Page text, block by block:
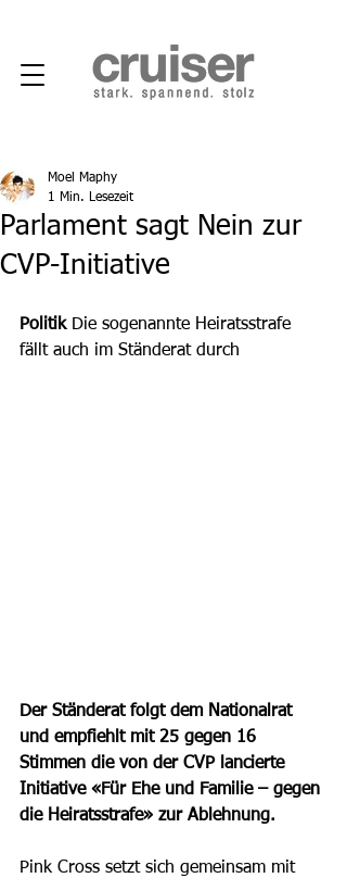
Parlament sagt Nein zur
CVP-Initiative
Moel Maphy
1 Min. Lesezeit
Politik Die sogenannte Heiratsstrafe
fällt auch im Ständerat durch
Der Ständerat folgt dem Nationalrat
und empfiehlt mit 25 gegen 16
Stimmen die von der CVP lancierte
Initiative «Für Ehe und Familie – gegen
die Heiratsstrafe» zur Ablehnung.
Pink Cross setzt sich gemeinsam mit